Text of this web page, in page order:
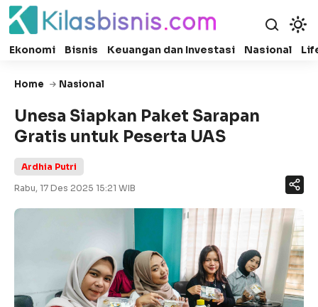
Ekonomi Bisnis Keuangan dan Investasi Nasional
Home Nasional
Unesa Siapkan Paket Sarapan
Gratis untuk Peserta UAS
Ardhia Putri
Rabu, 17 Des 2025 15:21 WIB